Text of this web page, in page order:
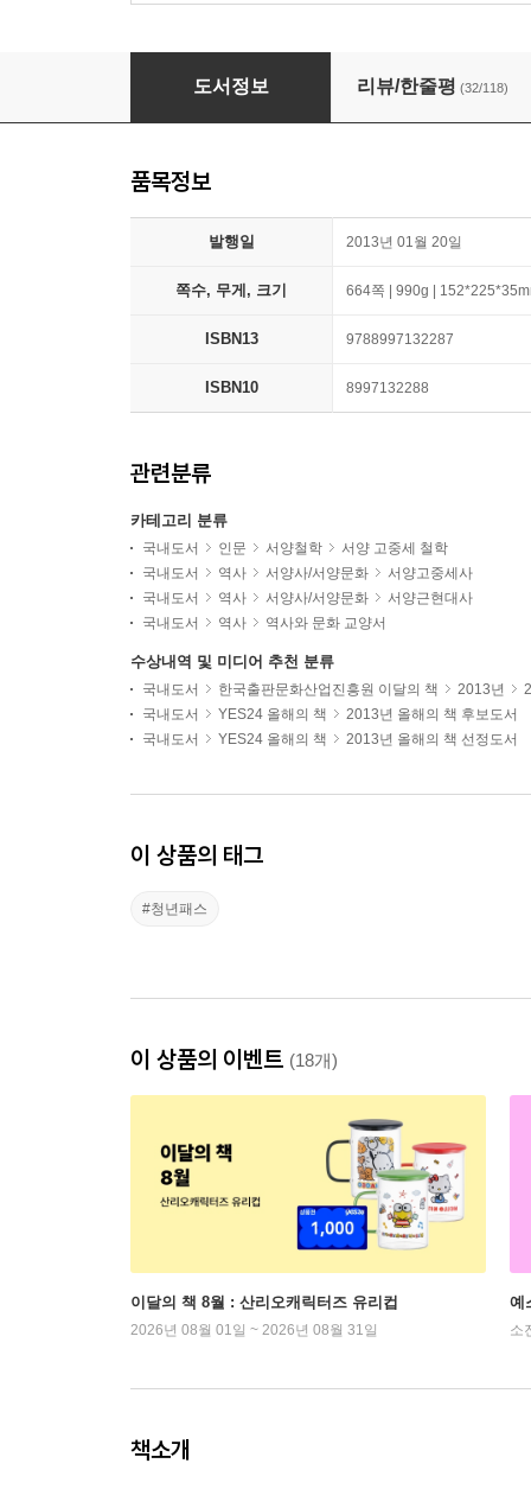
유대인 이야기
도서정보 리뷰/한줄평 (32/118)
품목정보
발행일 2013년 01월 20일
쪽수, 무게, 크기 664쪽 | 990g |
ISBN13 9788997132287
ISBN10 8997132288
관련분류
카테고리 분류
국내도서 인문 서양철학
서양 고중세 철학
국내도서
역사 서양사/서양문화
서양고중세사
국내도서
역사 서양사/서양문화
서양근현대사
국내도서
역사 역사와 문화 교양서
수상내역 및 미디어 추천 분류
국내도서 한국출판문화산업진흥원 이달의 책 2013년
국내도서
YES24 올해의 책
2013년 올해의 책 후보도서
국내도서
YES24 올해의 책 2013년 올해의 책 선정도서
이 상품의 태그
#청년패스
이 상품의 이벤트 (18개)
이달의 책 8월 : 산리오캐릭터즈 유리컵
2026년 08월 01일 ~ 2026년 08월 31일
예
소
책소개